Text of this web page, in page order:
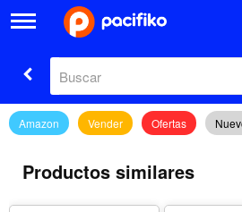
Amazon Vender Ofertas
Productos similares